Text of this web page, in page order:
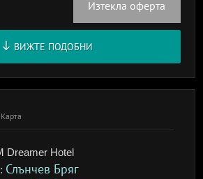
Изтекла оферта
ВИЖТЕ ПОДОБНИ
Карта
Dreamer Hotel
Слънчев Бряг